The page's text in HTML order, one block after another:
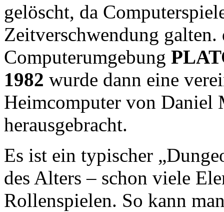
gelöscht, da
Zeitverschwendung
Computerumgebung
1982 wurde dann eine
Heimcomputer von Daniel
herausgebracht.
Es ist ein typischer
des Alters – schon viele
Rollenspielen. So kann